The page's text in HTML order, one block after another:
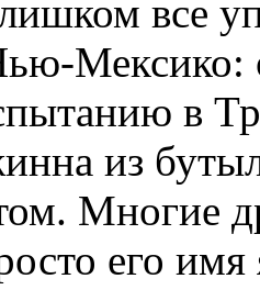
все
в
из
Многие
его